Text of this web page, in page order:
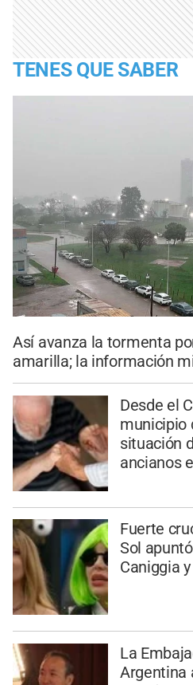
TENES QUE SABER
Así avanza la tormenta
amarilla; la información
Desde el
municipio
situación
ancianos
Fuerte
Sol
Caniggia
La
Argentina